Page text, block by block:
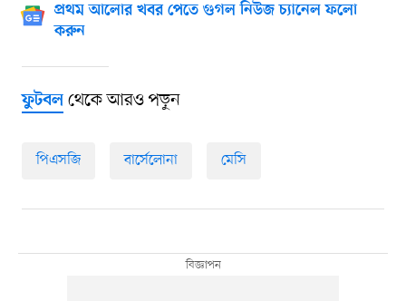
প্রথম আলোর খবর পেতে গুগল নিউজ চ্যানেল ফলো
করুন
ফুটবলথেকে আরও পড়ুন
পিএসজি বার্সেলোনা মেসি